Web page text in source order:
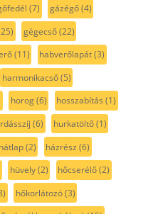
(7) gázégő(4)
gégecső(22)
(11) habverőlapát(3)
harmonikacső(5)
horog(6) hosszabítás (1)
(6) hurkatöltő(1)
hátlap(2) házrész (6)
hüvely(2) hőcserélő(2)
hőkorlátozó(3)